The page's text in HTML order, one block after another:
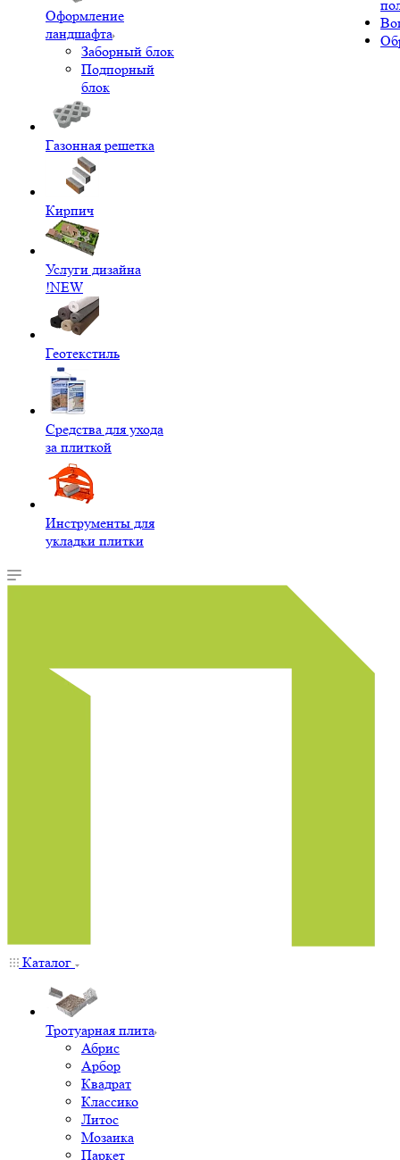
Оформление
ландшафта
Заборный блок
Подпорный
блок
Газонная решетка
Кирпич
Услуги дизайна
!NEW
Геотекстиль
Средства для ухода
за плиткой
Инструменты для
укладки плитки
Каталог
Тротуарная плита
Абрис
Арбор
Квадрат
Классико
Литос
Мозаика
Паркет